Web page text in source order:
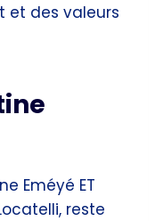
et des valeurs
Eméyé ET
reste